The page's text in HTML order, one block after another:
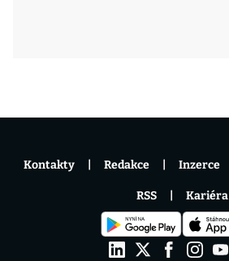
Kontakty Redakce Inzerce
RSS Kariéra